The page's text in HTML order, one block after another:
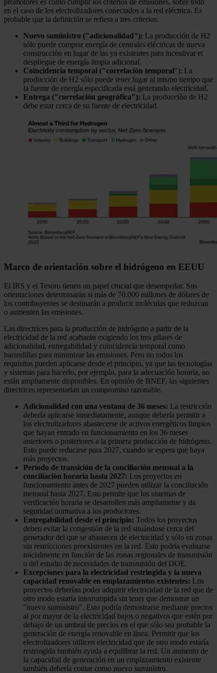
promotores es cómo cumplir los criterios de emisiones, sobre todo
en el caso de los electrolizadores conectados a la red eléctrica. Es
probable que la definición se refiera a tres criterios:
Nuevo suministro ("adicionalidad"): La producción de H2
sólo puede comprar energía de centrales eléctricas de nueva
construcción en lugar de las ya existentes para incentivar el
despliegue de energía limpia adicional.
Coincidencia temporal ("correlación temporal"): La
producción de H2 sólo puede tener lugar al mismo tiempo que
la fuente de energía especificada está generando electricidad.
Entrega ("correlación geográfica"): La producción de H2
debe estar cerca de su fuente de electricidad.
Marco de orientación sobre el hidrógeno en EEUU
El IRS y el Tesoro tienen un papel crucial que desempeñar. Sus
orientaciones determinarán si más de 70.000 millones de dólares de
los contribuyentes se destinarán a producir moléculas que reduzcan
o aumenten las emisiones.
Las directrices para la producción de hidrógeno a partir de la
electricidad de la red acabarán exigiendo los tres pilares de
adicionalidad, entregabilidad y coincidencia temporal como
barandillas para minimizar las emisiones. Pero no todos los
requisitos pueden aplicarse desde el principio, ya que las tecnologías
y sistemas para hacerlo, por ejemplo, para la adecuación horaria, no
están ampliamente disponibles. En opinión de BNEF, las siguientes
directrices representarían un compromiso razonable.
Adicionalidad con una ventana de 36 meses: La restricción
debería aplicarse inmediatamente, aunque debería permitir a
los electrolizadores abastecerse de activos energéticos limpios
que hayan entrado en funcionamiento en los 36 meses
anteriores o posteriores a la primera producción de hidrógeno.
Esto puede reducirse para 2027, cuando se espera que haya
más proyectos.
Periodo de transición de la conciliación mensual a la
conciliación horaria hasta 2027: Los proyectos en
funcionamiento antes de 2027 pueden utilizar la conciliación
mensual hasta 2027. Esto permite que los sistemas de
verificación horaria se desarrollen más ampliamente y da
seguridad normativa a los productores.
Entregabilidad desde el principio: Todos los proyectos
deben evitar la congestión de la red situándose cerca del
generador del que se abastecen de electricidad y sólo en zonas
sin restricciones preexistentes en la red. Esto podría evaluarse
inicialmente en función de las zonas regionales de transmisión
o del estudio de necesidades de transmisión del DOE.
Excepciones para la electricidad restringida y la nueva
capacidad renovable en emplazamientos existentes: Los
proyectos deberían poder adquirir electricidad de la red que de
otro modo estaría interrumpida sin tener que demostrar un
"nuevo suministro". Esto podría demostrarse mediante precios
al por mayor de la electricidad bajos o negativos que estén por
debajo de un umbral de precios en el que sólo sea probable la
generación de energía renovable en línea. Permitir que los
electrolizadores utilicen electricidad que de otro modo estaría
restringida también ayuda a equilibrar la red. Un aumento de
la capacidad de generación en un emplazamiento existente
también debería contar como nuevo suministro.